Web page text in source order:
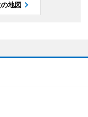
地図